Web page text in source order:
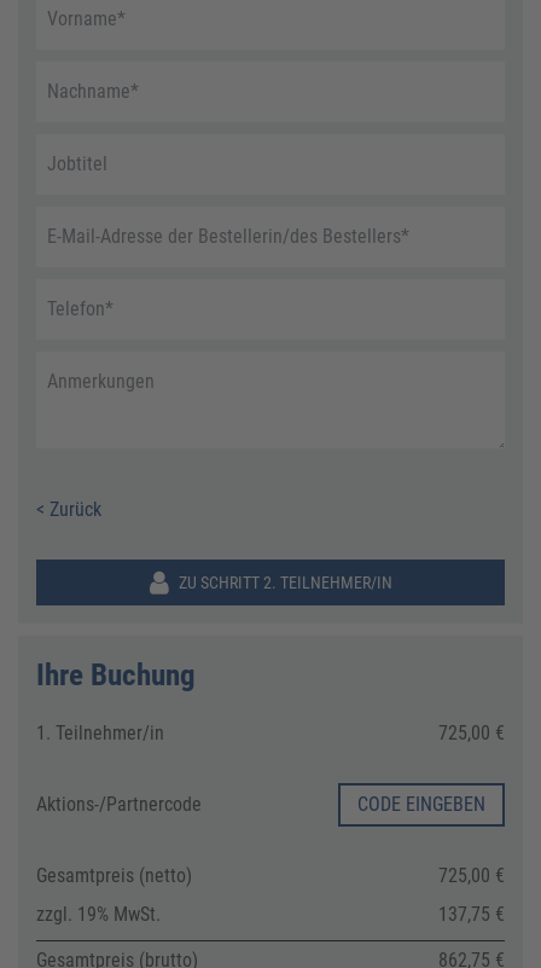
Vorname*
Nachname*
Jobtitel
E-Mail-Adresse der Bestellerin/des Bestellers*
Telefon*
Anmerkungen
< Zurück
ZU SCHRITT 2. TEILNEHMER/IN
Ihre Buchung
1. Teilnehmer/in 725,00 €
Aktions-/Partnercode CODE EINGEBEN
Gesamtpreis (netto)
725,00 €
zzgl. 19% MwSt.
137,75 €
Gesamtpreis (brutto)
862,75 €